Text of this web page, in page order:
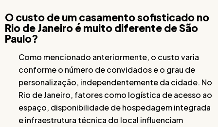
O custo de um casamento sofisticado no
Rio de Janeiro é muito diferente de São
Paulo?
Como mencionado anteriormente, o custo varia
conforme o número de convidados e o grau de
personalização, independentemente da cidade. No
Rio de Janeiro, fatores como logística de acesso ao
espaço, disponibilidade de hospedagem integrada
e infraestrutura técnica do local influenciam